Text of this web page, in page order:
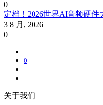
0
定档！2026世界AI音频硬件
3 8 月, 2026
0
0
关于我们